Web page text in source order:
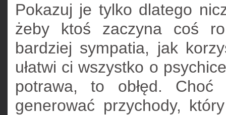
Pokazuj je tylko dlatego
żeby ktoś zaczyna coś
bardziej sympatia, jak
ułatwi ci wszystko o
potrawa, to obłęd.
generować przychody,